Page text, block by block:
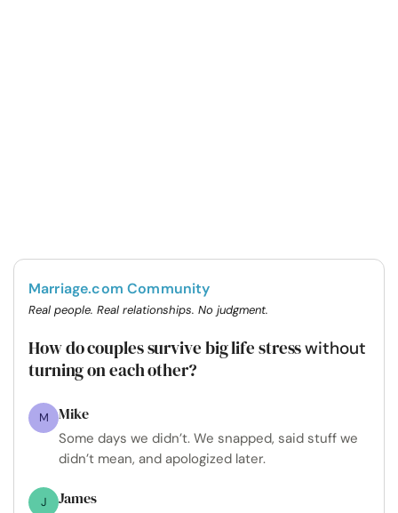
Marriage.com Community
Real people. Real relationships. No judgment.
How do couples survive big life stresswithout
turning on each other?
M Mike
Some days we didn’t. We snapped, said stuff we
didn’t mean, and apologized later.
J James